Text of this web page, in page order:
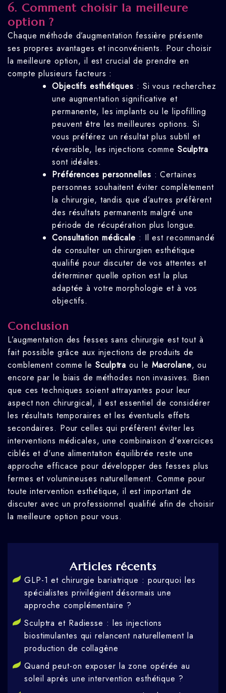
6. Comment choisir la meilleure
option ?
Chaque méthode d’augmentation fessière présente
ses propres avantages et inconvénients. Pour choisir
la meilleure option, il est crucial de prendre en
compte plusieurs facteurs :
Objectifs esthétiques : Si vous recherchez
une augmentation significative et
permanente, les implants ou le lipofilling
peuvent être les meilleures options. Si
vous préférez un résultat plus subtil et
réversible, les injections comme Sculptra
sont idéales.
Préférences personnelles : Certaines
personnes souhaitent éviter complètement
la chirurgie, tandis que d’autres préfèrent
des résultats permanents malgré une
période de récupération plus longue.
Consultation médicale : Il est recommandé
de consulter un chirurgien esthétique
qualifié pour discuter de vos attentes et
déterminer quelle option est la plus
adaptée à votre morphologie et à vos
objectifs.
Conclusion
L’augmentation des fesses sans chirurgie est tout à
fait possible grâce aux injections de produits de
comblement comme le Sculptra ou le Macrolane, ou
encore par le biais de méthodes non invasives. Bien
que ces techniques soient attrayantes pour leur
aspect non chirurgical, il est essentiel de considérer
les résultats temporaires et les éventuels effets
secondaires. Pour celles qui préfèrent éviter les
interventions médicales, une combinaison d'exercices
ciblés et d'une alimentation équilibrée reste une
approche efficace pour développer des fesses plus
fermes et volumineuses naturellement. Comme pour
toute intervention esthétique, il est important de
discuter avec un professionnel qualifié afin de choisir
la meilleure option pour vous.
Articles récents
GLP-1 et chirurgie bariatrique : pourquoi les
spécialistes privilégient désormais une
approche complémentaire ?
Sculptra et Radiesse : les injections
biostimulantes qui relancent naturellement la
production de collagène
Quand peut-on exposer la zone opérée au
soleil après une intervention esthétique ?